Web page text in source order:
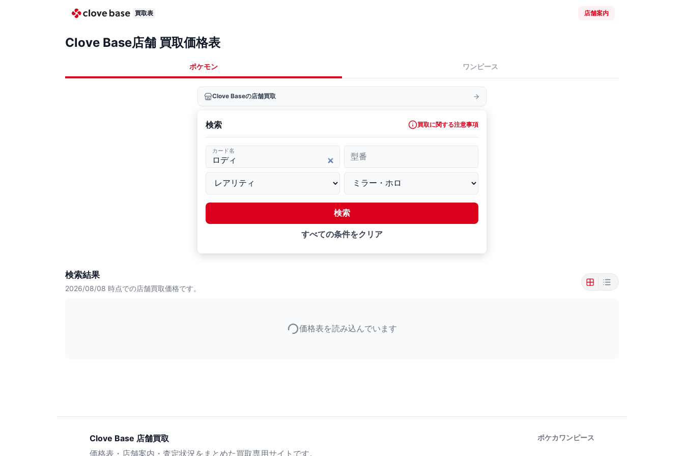
買取表 店舗案内
Clove Base店舗 買取価格表
ポケモン ワンピース
Clove Baseの店舗買取
検索 買取に関する注意事項
カード名
型番
検索
すべての条件をクリア
検索結果
2026/08/08 時点での店舗買取価格です。
価格表を読み込んでいます
Clove Base 店舗買取
価格表・店舗案内・査定状況をまとめた買取専用サイトです。
ポケカワンピース